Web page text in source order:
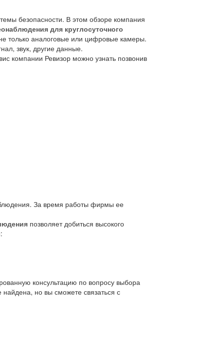
безопасности. В этом обзоре компания
для круглосуточного
только аналоговые или цифровые камеры.
звук, другие данные.
компании Ревизор можно узнать позвонив
За время работы фирмы ее
позволяет добиться высокого
консультацию по вопросу выбора
но вы сможете связаться с